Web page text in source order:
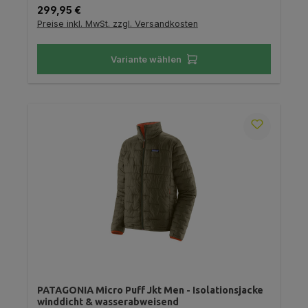
Regulärer Preis:
299,95 €
Preise inkl. MwSt. zzgl. Versandkosten
Variante wählen
PATAGONIA Micro Puff Jkt Men - Isolationsjacke
winddicht & wasserabweisend